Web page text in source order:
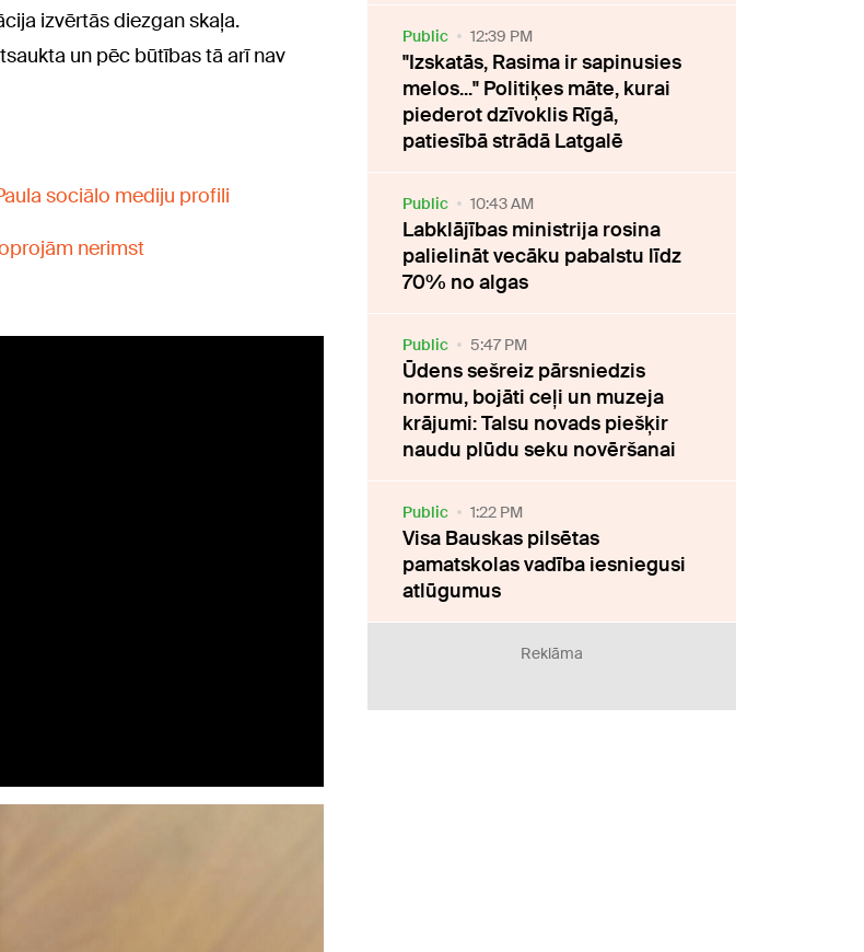
izvērtās diezgan skaļa.
un pēc būtības tā arī nav
sociālo mediju profili
nerimst
Public 12:39 PM
"Izskatās, Rasima ir sapinusies
melos..." Politiķes māte, kurai
piederot dzīvoklis Rīgā,
patiesībā strādā Latgalē
Public 10:43 AM
Labklājības ministrija rosina
palielināt vecāku pabalstu līdz
70% no algas
Public 5:47 PM
Ūdens sešreiz pārsniedzis
normu, bojāti ceļi un muzeja
krājumi: Talsu novads piešķir
naudu plūdu seku novēršanai
Public 1:22 PM
Visa Bauskas pilsētas
pamatskolas vadība iesniegusi
atlūgumus
Reklāma